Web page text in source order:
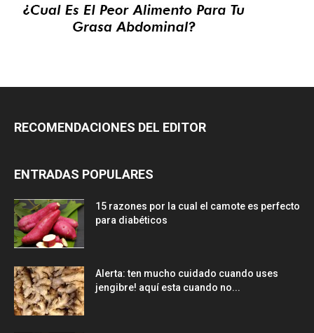
RECOMENDACIONES DEL EDITOR
ENTRADAS POPULARES
15 razones por la cual el camote es perfecto
para diabéticos
Alerta: ten mucho cuidado cuando uses
jengibre! aquí esta cuando no...